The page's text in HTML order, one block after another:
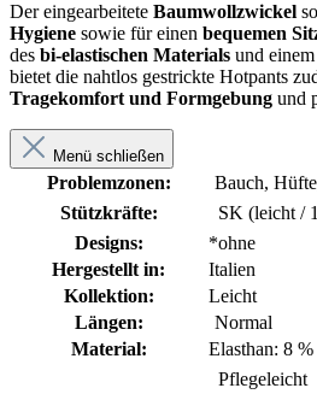
Der eingearbeitete Baumwollzwickel
Hygiene sowie für einen bequemen
des bi-elastischen Materials und einem
bietet die nahtlos gestrickte Hotpants
Tragekomfort und Formgebung und
Menü schließen
Problemzonen:
Bauch,
Stützkräfte:
SK (leicht /
Designs:
*ohne
Hergestellt in:
Italien
Kollektion:
Leicht
Längen:
Normal
Material:
Elasthan: 8 %
Pflegeleicht